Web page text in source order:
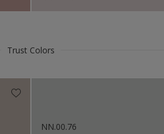
Trust Colors
NN.00.76